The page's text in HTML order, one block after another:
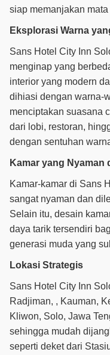
siap memanjakan
Eksplorasi Warna
Sans Hotel City Inn
menginap yang
interior yang modern
dihiasi dengan warna-
menciptakan suasana
dari lobi, restoran,
dengan sentuhan
Kamar yang Nyaman
Kamar-kamar di Sans
sangat nyaman dan
Selain itu, desain
daya tarik tersendiri
generasi muda yang
Lokasi Strategis
Sans Hotel City Inn
Radjiman, , Kauman,
Kliwon, Solo, Jawa
sehingga mudah
seperti deket dari